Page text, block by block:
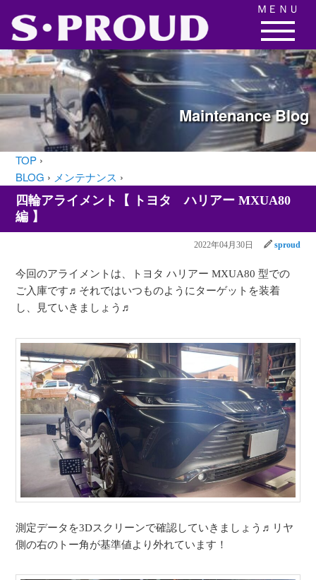
MaintenanceBlog
TOP ›
BLOG › メンテナンス ›
四輪アライメント【 トヨタ ハリアー MXUA80
編 】
2022年04月30日 sproud
今回のアライメントは、トヨタ ハリアー MXUA80 型での
ご入庫です♬それではいつものようにターゲットを装着
し、見ていきましょう♬
測定データを3Dスクリーンで確認していきましょう♬リヤ
側の右のトー角が基準値より外れています！
ＭＥＮＵ